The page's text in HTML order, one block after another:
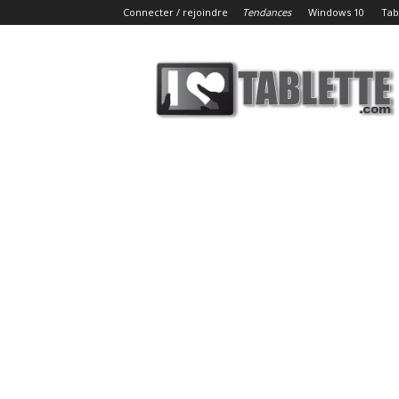
Connecter / rejoindre Tendances Windows 10